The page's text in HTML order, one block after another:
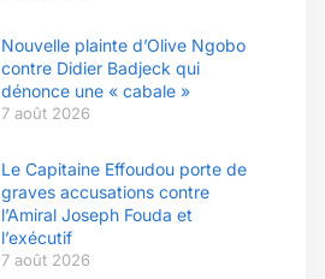
Nouvelle plainte d’Olive Ngobo
contre Didier Badjeck qui
dénonce une « cabale »
7 août 2026
Le Capitaine Effoudou porte de
graves accusations contre
l’Amiral Joseph Fouda et
l’exécutif
7 août 2026